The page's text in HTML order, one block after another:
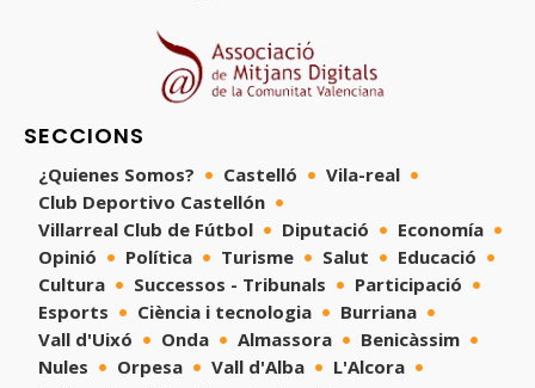
SECCIONS
¿Quienes Somos? Castelló
Vila-real
Club Deportivo Castellón
Villarreal Club de Fútbol
Diputació
Economía
Opinió
Política Turisme Salut
Educació
Cultura
Successos - Tribunals
Participació
Esports
Ciència i tecnologia
Burriana
Vall d'Uixó
Onda Almassora
Benicàssim
Nules
Orpesa Vall d'Alba
L'Alcora